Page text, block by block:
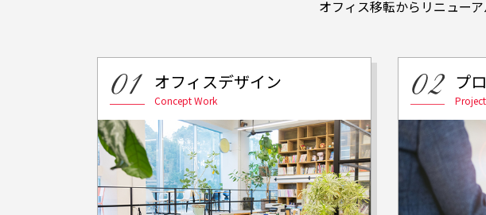
オフィス移転からリニューア
オフィスデザイン プ